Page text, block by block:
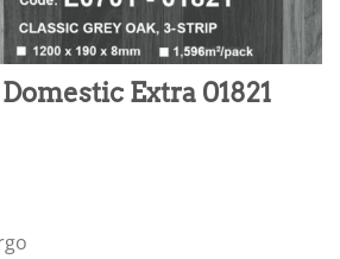
Extra 01821